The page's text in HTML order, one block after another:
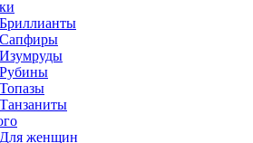
Бриллианты
Сапфиры
Изумруды
Рубины
Топазы
Танзаниты
Для женщин